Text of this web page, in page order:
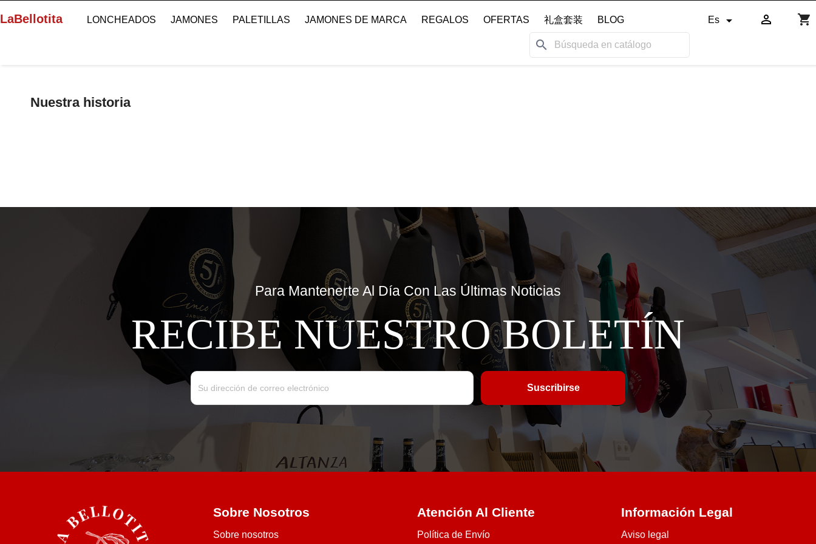
LaBellotita LONCHEADOS JAMONES PALETILLAS JAMONES DE MARCA REGALOS OFERTAS 礼盒套装 BLOG shopping_cart

Es

search
Nuestra historia
Para Mantenerte Al Día Con Las Últimas Noticias
RECIBE NUESTRO BOLETÍN
Sobre Nosotros
Sobre nosotros
Atención Al Cliente
Política de Envío
Información Legal
Aviso legal